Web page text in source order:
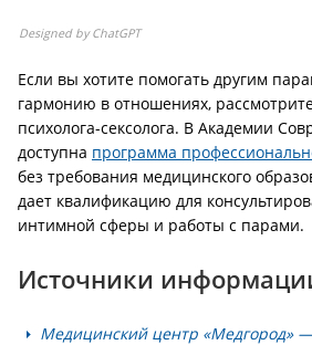
Designed by ChatGPT
Если вы хотите помогать другим
гармонию в отношениях,
психолога-сексолога. В Академии
доступна программа
без требования медицинского
дает квалификацию для
интимной сферы и работы с парами.
Источники
Медицинский центр «Медгород»